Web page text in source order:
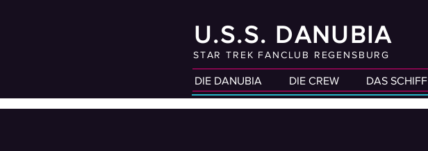
U.S.S. DANUBIA
STAR TREK FANCLUB REGENSBURG
DIE DANUBIA DIE CREW DAS SCHIFF